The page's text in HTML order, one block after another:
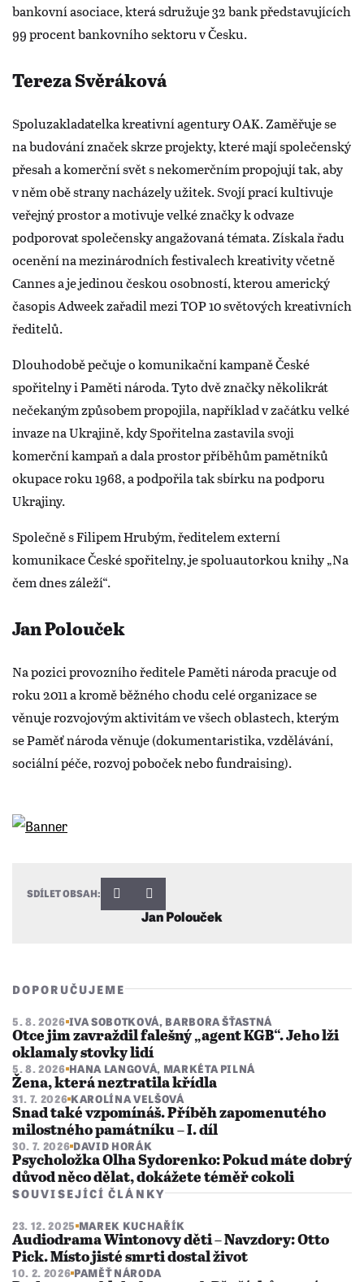
bankovní asociace, která sdružuje 32 bank představujících
99 procent bankovního sektoru v Česku.
Tereza Svěráková
Spoluzakladatelka kreativní agentury OAK. Zaměřuje se
na budování značek skrze projekty, které mají společenský
přesah a komerční svět s nekomerčním propojují tak, aby
v něm obě strany nacházely užitek. Svojí prací kultivuje
veřejný prostor a motivuje velké značky k odvaze
podporovat společensky angažovaná témata. Získala řadu
ocenění na mezinárodních festivalech kreativity včetně
Cannes a je jedinou českou osobností, kterou americký
časopis Adweek zařadil mezi TOP 10 světových kreativních
ředitelů.
Dlouhodobě pečuje o komunikační kampaně České
spořitelny i Paměti národa. Tyto dvě značky několikrát
nečekaným způsobem propojila, například v začátku velké
invaze na Ukrajině, kdy Spořitelna zastavila svoji
komerční kampaň a dala prostor příběhům pamětníků
okupace roku 1968, a podpořila tak sbírku na podporu
Ukrajiny.
Společně s Filipem Hrubým, ředitelem externí
komunikace České spořitelny, je spoluautorkou knihy „Na
čem dnes záleží“.
Jan Polouček
Na pozici provozního ředitele Paměti národa pracuje od
roku 2011 a kromě běžného chodu celé organizace se
věnuje rozvojovým aktivitám ve všech oblastech, kterým
se Paměť národa věnuje (dokumentaristika, vzdělávání,
sociální péče, rozvoj poboček nebo fundraising).
Jan Polouček
SDÍLET OBSAH:
DOPORUČUJEME
5. 8. 2026 IVA SOBOTKOVÁ, BARBORA ŠŤASTNÁ
Otce jim zavraždil falešný „agent KGB“. Jeho lži
oklamaly stovky lidí
5. 8. 2026 HANA LANGOVÁ, MARKÉTA PILNÁ
Žena, která neztratila křídla
31. 7. 2026 KAROLÍNA VELŠOVÁ
Snad také vzpomínáš. Příběh zapomenutého
milostného památníku – I. díl
30. 7. 2026 DAVID HORÁK
Psycholožka Olha Sydorenko: Pokud máte dobrý
důvod něco dělat, dokážete téměř cokoli
SOUVISEJÍCÍ ČLÁNKY
23. 12. 2025 MAREK KUCHAŘÍK
Audiodrama Wintonovy děti – Navzdory: Otto
Pick. Místo jisté smrti dostal život
10. 2. 2026 PAMĚŤ NÁRODA